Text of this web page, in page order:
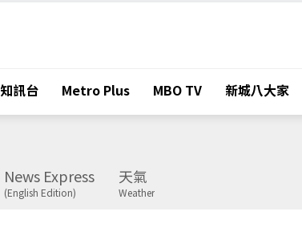
知訊台 Metro Plus MBO TV 新城八大家
News Express
(English Edition)
天氣
Weather